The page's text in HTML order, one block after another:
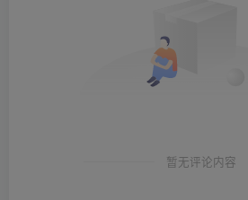
暂无评论内容